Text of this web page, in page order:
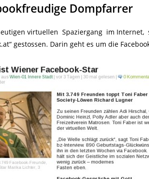
Dompfarrer
virtuellen Spaziergang im
gestossen. Darin geht es um die